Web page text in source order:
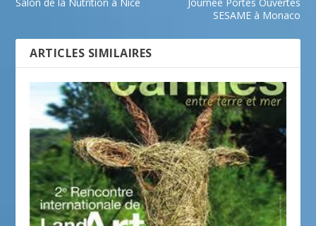
SESAME à Monaco
ARTICLES SIMILAIRES